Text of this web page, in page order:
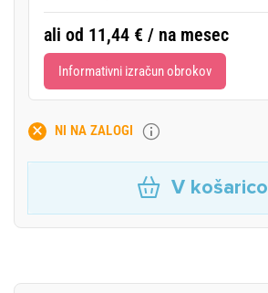
ali od 11,44 € / na mesec
Informativni izračun obrokov
NI NA ZALOGI
V košarico